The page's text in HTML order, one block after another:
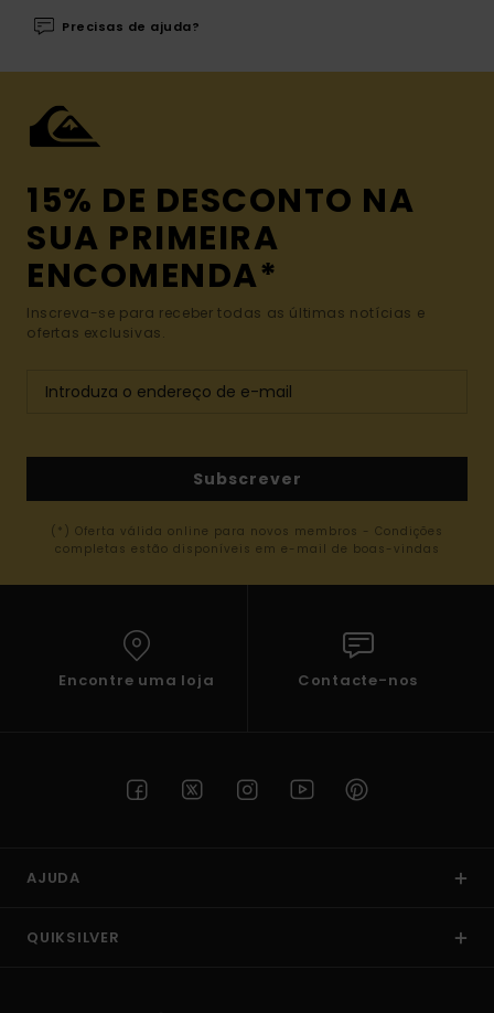
Precisas de ajuda?
15% DE DESCONTO NA
SUA PRIMEIRA
ENCOMENDA*
Inscreva-se para receber todas as últimas notícias e
ofertas exclusivas.
Subscrever
(*) Oferta válida online para novos membros - Condições
completas estão disponíveis em e-mail de boas-vindas
Encontre uma loja Contacte-nos
AJUDA
QUIKSILVER